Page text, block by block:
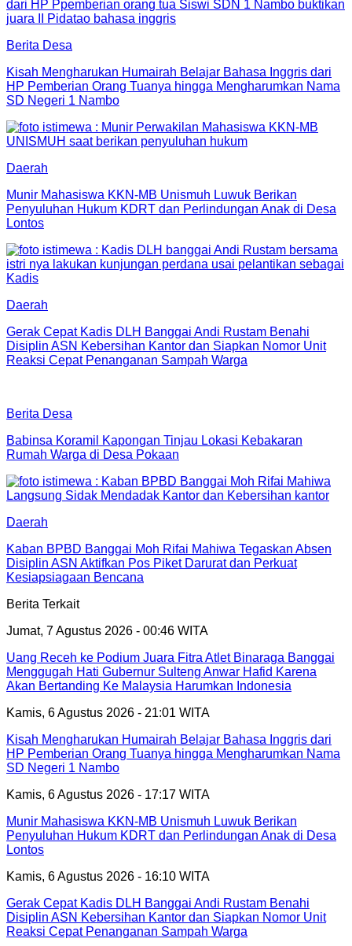
Berita Desa
Kisah Mengharukan Humairah Belajar Bahasa Inggris dari
HP Pemberian Orang Tuanya hingga Mengharumkan Nama
SD Negeri 1 Nambo
Daerah
Munir Mahasiswa KKN-MB Unismuh Luwuk Berikan
Penyuluhan Hukum KDRT dan Perlindungan Anak di Desa
Lontos
Daerah
Gerak Cepat Kadis DLH Banggai Andi Rustam Benahi
Disiplin ASN Kebersihan Kantor dan Siapkan Nomor Unit
Reaksi Cepat Penanganan Sampah Warga
Berita Desa
Babinsa Koramil Kapongan Tinjau Lokasi Kebakaran
Rumah Warga di Desa Pokaan
Daerah
Kaban BPBD Banggai Moh Rifai Mahiwa Tegaskan Absen
Disiplin ASN Aktifkan Pos Piket Darurat dan Perkuat
Kesiapsiagaan Bencana
Berita Terkait
Jumat, 7 Agustus 2026 - 00:46 WITA
Uang Receh ke Podium Juara Fitra Atlet Binaraga Banggai
Menggugah Hati Gubernur Sulteng Anwar Hafid Karena
Akan Bertanding Ke Malaysia Harumkan Indonesia
Kamis, 6 Agustus 2026 - 21:01 WITA
Kisah Mengharukan Humairah Belajar Bahasa Inggris dari
HP Pemberian Orang Tuanya hingga Mengharumkan Nama
SD Negeri 1 Nambo
Kamis, 6 Agustus 2026 - 17:17 WITA
Munir Mahasiswa KKN-MB Unismuh Luwuk Berikan
Penyuluhan Hukum KDRT dan Perlindungan Anak di Desa
Lontos
Kamis, 6 Agustus 2026 - 16:10 WITA
Gerak Cepat Kadis DLH Banggai Andi Rustam Benahi
Disiplin ASN Kebersihan Kantor dan Siapkan Nomor Unit
Reaksi Cepat Penanganan Sampah Warga